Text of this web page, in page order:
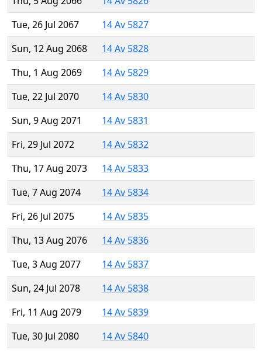
Tue, 26 Jul 2067
14 Av 5827
Sun, 12 Aug 2068
14 Av 5828
Thu, 1 Aug 2069
14 Av 5829
Tue, 22 Jul 2070
14 Av 5830
Sun, 9 Aug 2071
14 Av 5831
Fri, 29 Jul 2072
14 Av 5832
Thu, 17 Aug 2073
14 Av 5833
Tue, 7 Aug 2074
14 Av 5834
Fri, 26 Jul 2075
14 Av 5835
Thu, 13 Aug 2076
14 Av 5836
Tue, 3 Aug 2077
14 Av 5837
Sun, 24 Jul 2078
14 Av 5838
Fri, 11 Aug 2079
14 Av 5839
Tue, 30 Jul 2080
14 Av 5840